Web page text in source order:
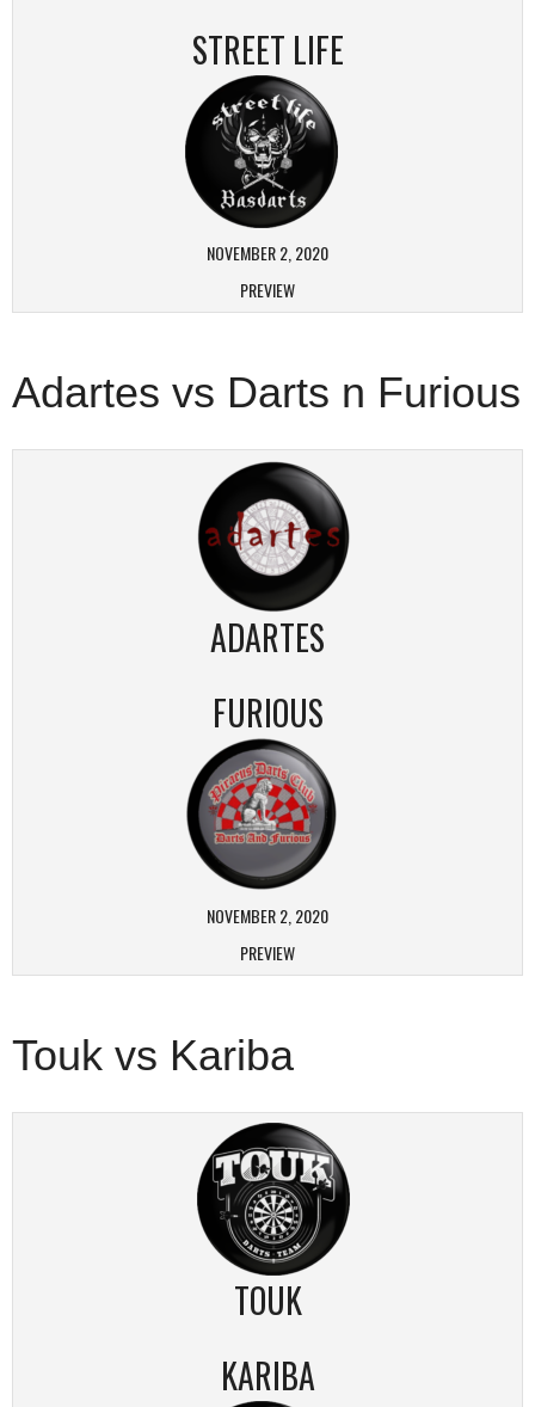
STREET LIFE
NOVEMBER 2, 2020
PREVIEW
Adartes vs Darts n Furious
ADARTES
FURIOUS
NOVEMBER 2, 2020
PREVIEW
Touk vs Kariba
TOUK
KARIBA